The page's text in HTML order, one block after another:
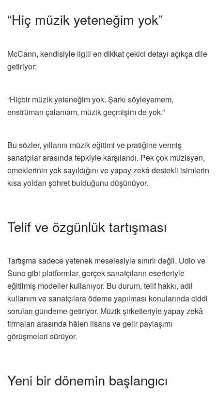
“Hiç müzik yeteneğim yok”
McCann, kendisiyle ilgili en dikkat çekici detayı açıkça dile
getiriyor:
“Hiçbir müzik yeteneğim yok. Şarkı söyleyemem,
enstrüman çalamam, müzik geçmişim de yok.”
Bu sözler, yıllarını müzik eğitimi ve pratiğine vermiş
sanatçılar arasında tepkiyle karşılandı. Pek çok müzisyen,
emeklerinin yok sayıldığını ve yapay zekâ destekli isimlerin
kısa yoldan şöhret bulduğunu düşünüyor.
Telif ve özgünlük tartışması
Tartışma sadece yetenek meselesiyle sınırlı değil. Udio ve
Suno gibi platformlar, gerçek sanatçıların eserleriyle
eğitilmiş modeller kullanıyor. Bu durum, telif hakkı, adil
kullanım ve sanatçılara ödeme yapılması konularında ciddi
soruları gündeme getiriyor. Müzik şirketleriyle yapay zekâ
firmaları arasında hâlen lisans ve gelir paylaşımı
görüşmeleri sürüyor.
Yeni bir dönemin başlangıcı